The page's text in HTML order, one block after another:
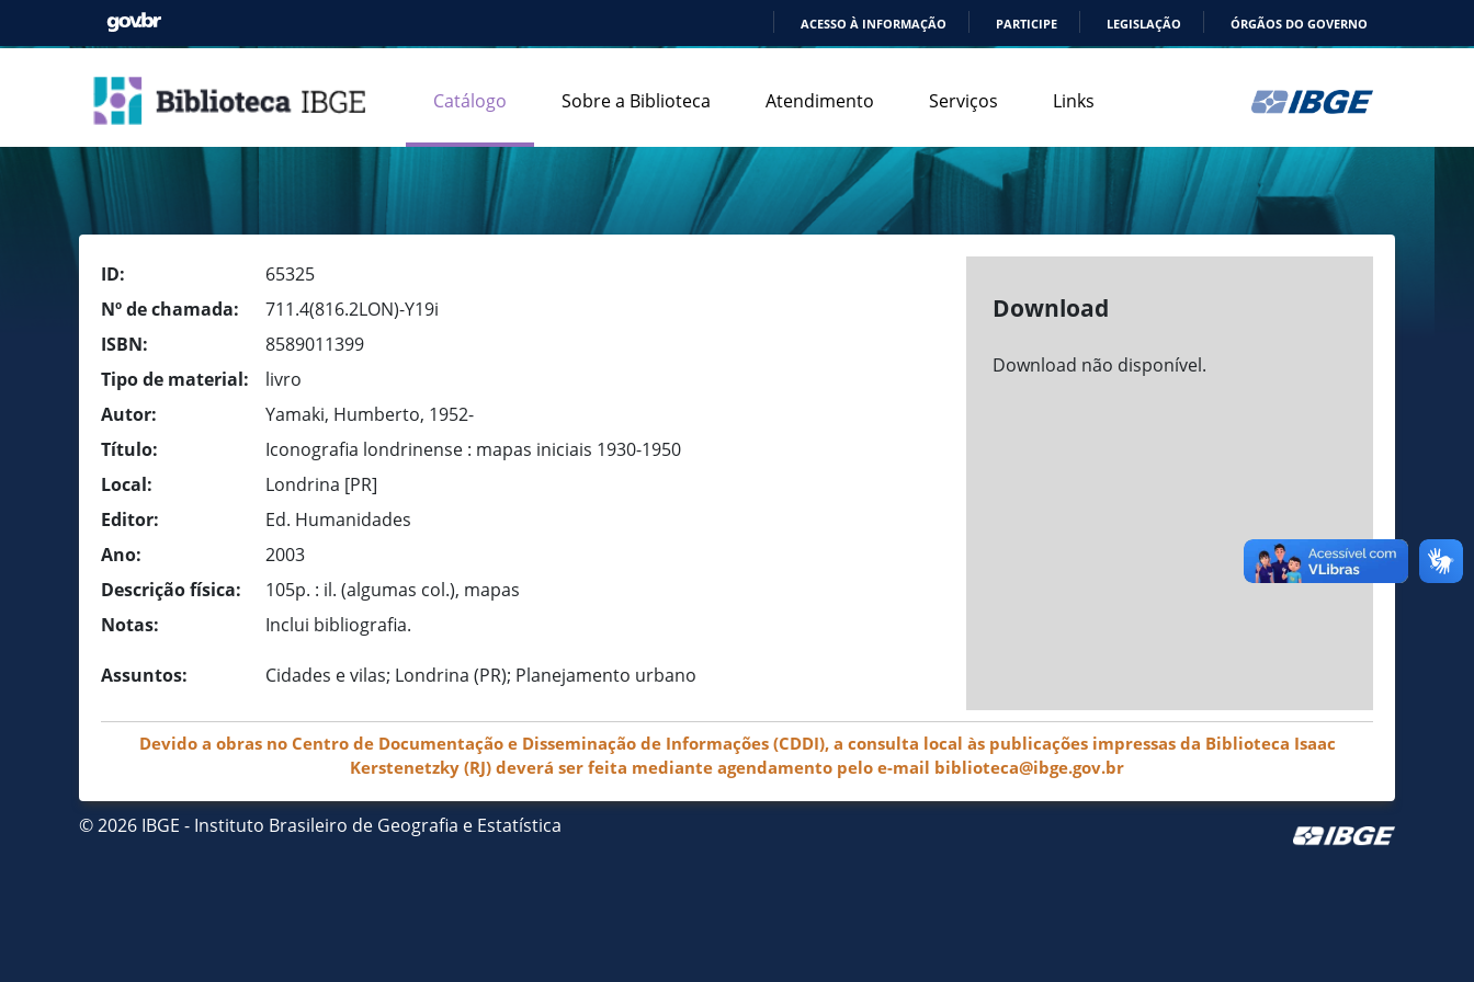
ACESSO À INFORMAÇÃO PARTICIPE LEGISLAÇÃO ÓRGÃOS DO GOVERNO
Catálogo Sobre a Biblioteca Atendimento Serviços Links
ID:
65325
Nº de chamada:
711.4(816.2LON)-Y19i
ISBN:
8589011399
Tipo de material:
livro
Autor:
Yamaki, Humberto, 1952-
Título:
Iconografia londrinense : mapas iniciais 1930-1950
Local:
Londrina [PR]
Editor:
Ed. Humanidades
Ano:
2003
Descrição física:
105p. : il. (algumas col.), mapas
Notas:
Inclui bibliografia.
Assuntos: Cidades e vilas; Londrina (PR); Planejamento urbano
Download
Download não disponível.
Devido a obras no Centro de Documentação e Disseminação de Informações (CDDI), a consulta local às publicações impressas da Biblioteca Isaac
Kerstenetzky (RJ) deverá ser feita mediante agendamento pelo e-mail biblioteca@ibge.gov.br
© 2026 IBGE - Instituto Brasileiro de Geografia e Estatística